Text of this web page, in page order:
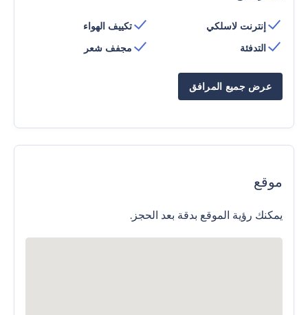
إنترنت لاسلكي
التدفئة
تكييف الهواء
مجفف شعر
عرض جميع المرافق
موقع
يمكنك رؤية الموقع بدقة بعد الحجز.